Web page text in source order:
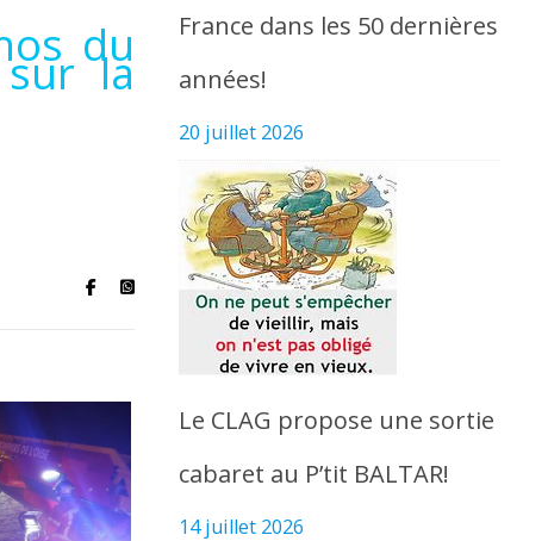
du
sur la
France dans les 50 dernières
années!
20 juillet 2026
Le CLAG propose une sortie
cabaret au P’tit BALTAR!
14 juillet 2026